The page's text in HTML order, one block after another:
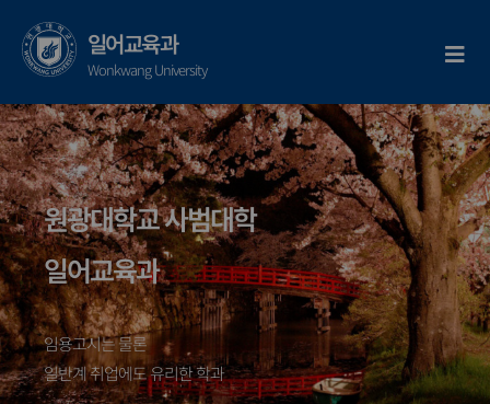
건
너
뛰
기
일어교육과
Wonkwang University
원광대학교 사범대학
일어교육과
임용고시는 물론
일반계 취업에도 유리한 학과